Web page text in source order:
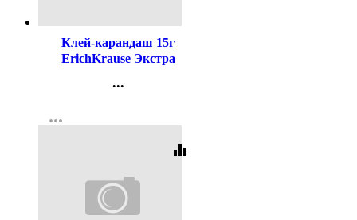
Клей-карандаш 15г
ErichKrause Экстра
...
Регистрация
more_horiz
equalizer